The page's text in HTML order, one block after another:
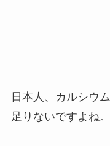
日本人、カルシウム
足りないですよね。